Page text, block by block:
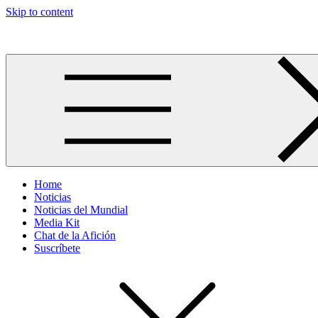
Skip to content
Home
Noticias
Noticias del Mundial
Media Kit
Chat de la Afición
Suscríbete